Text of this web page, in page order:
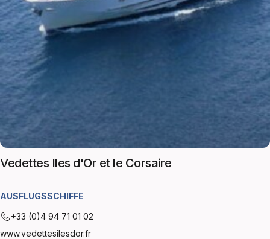
Vedettes Iles d'Or et le Corsaire
AUSFLUGSSCHIFFE
+33 (0)4 94 71 01 02
www.vedettesilesdor.fr